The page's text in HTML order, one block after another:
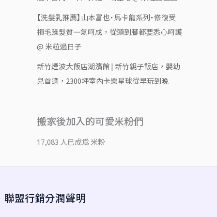
【洗髮乳推薦】山本富也・馬卡龍系列・修復受
損毛躁髮質一氣呵成，從頭到腳都要悉心呵護
@ 米粒過日子
新竹煙波大飯店湖濱館 | 新竹親子飯店，嬰幼
兒首選，2300坪室內卡樂星球從早玩到晚
搬家後加入的可愛米粉們
17,083 人已成為 米粉
聯盟行銷分潤聲明